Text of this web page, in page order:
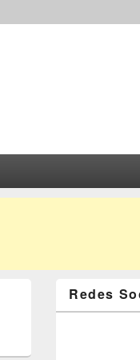
Redes